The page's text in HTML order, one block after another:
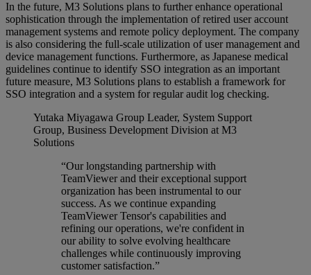
In the future, M3 Solutions plans to further enhance operational
sophistication through the implementation of retired user account
management systems and remote policy deployment. The company
is also considering the full-scale utilization of user management and
device management functions. Furthermore, as Japanese medical
guidelines continue to identify SSO integration as an important
future measure, M3 Solutions plans to establish a framework for
SSO integration and a system for regular audit log checking.
Yutaka Miyagawa Group Leader, System Support
Group, Business Development Division at M3
Solutions
“Our longstanding partnership with
TeamViewer and their exceptional support
organization has been instrumental to our
success. As we continue expanding
TeamViewer Tensor's capabilities and
refining our operations, we're confident in
our ability to solve evolving healthcare
challenges while continuously improving
customer satisfaction.”